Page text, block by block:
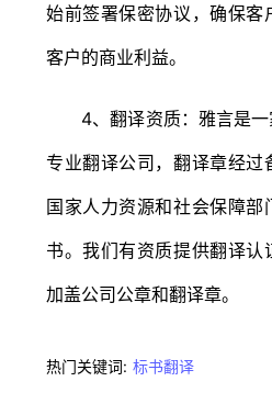
始前签署保密协议，确保客
客户的商业利益。
4、翻译资质：雅言是一
专业翻译公司，翻译章经过
国家人力资源和社会保障部
书。我们有资质提供翻译认
加盖公司公章和翻译章。
热门关键词: 标书翻译